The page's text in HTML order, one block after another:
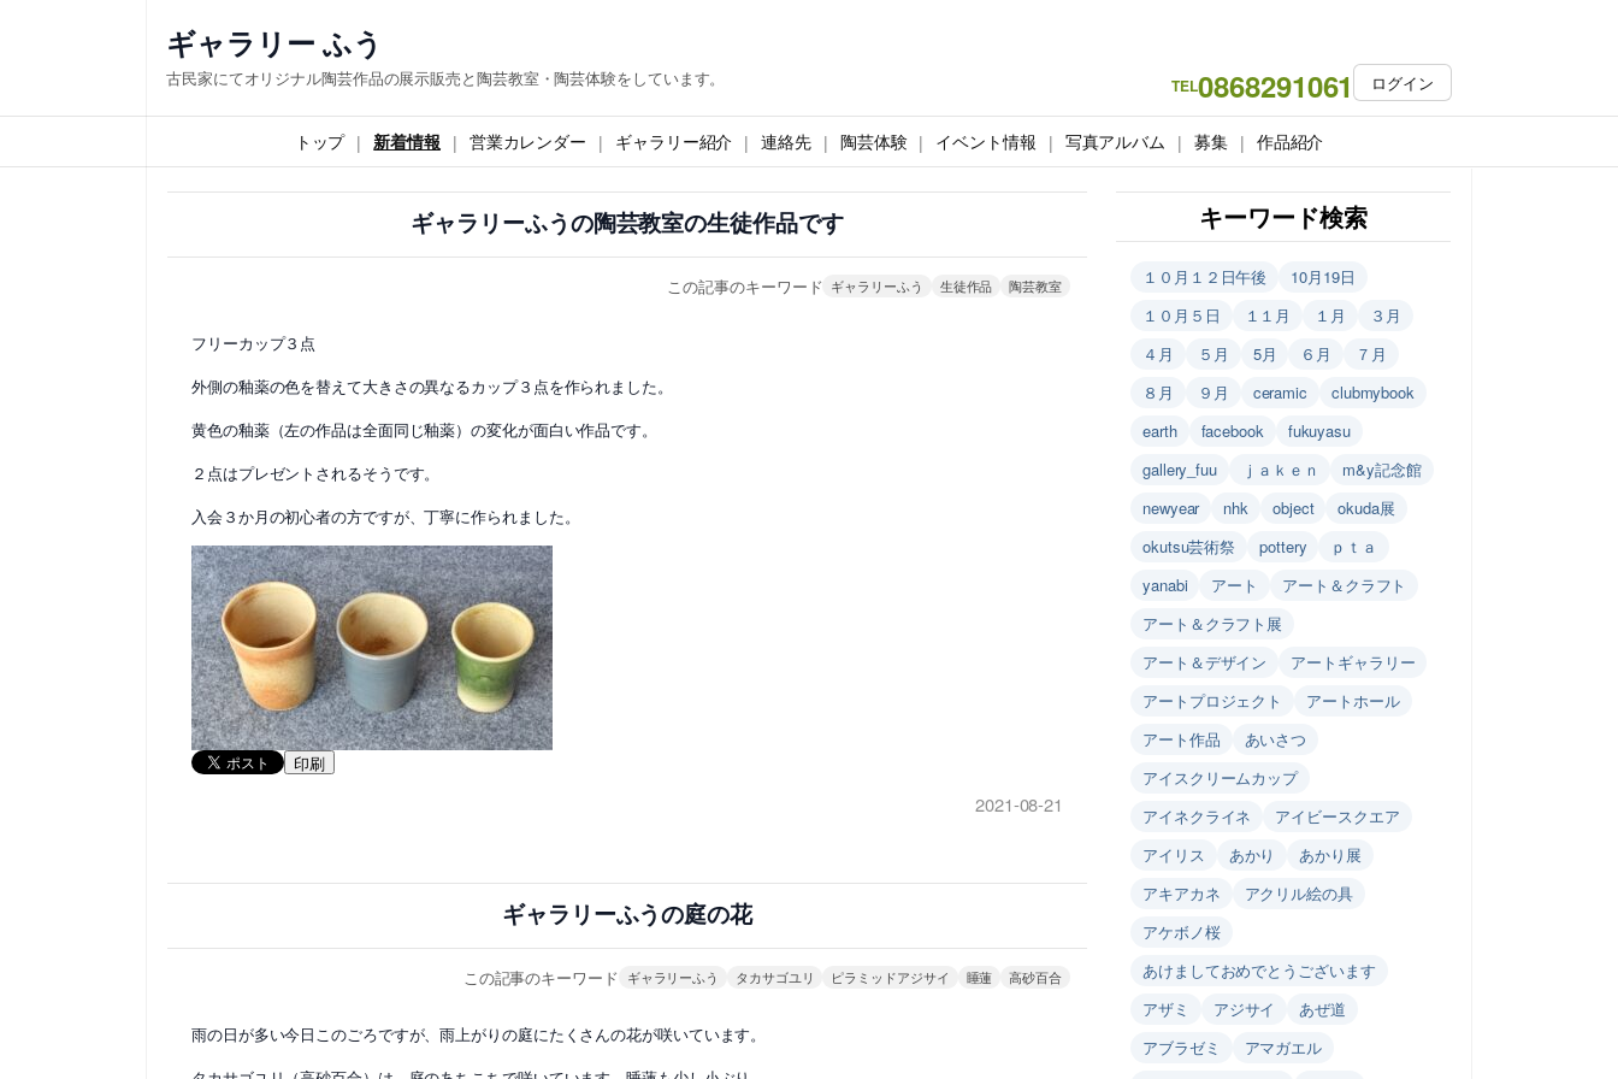
ス
キ
ギャラリー ふう
古民家にてオリジナル陶芸作品の展示販売と陶芸教室・陶芸体験をしています。 TEL0868291061 ログイン
トップ 新着情報 営業カレンダー ギャラリー紹介 連絡先 陶芸体験 イベント情報 写真アルバム 募集 作品紹介
ギャラリーふうの陶芸教室の生徒作品です
この記事のキーワード ギャラリーふう 生徒作品 陶芸教室
フリーカップ３点
外側の釉薬の色を替えて大きさの異なるカップ３点を作られました。
黄色の釉薬（左の作品は全面同じ釉薬）の変化が面白い作品です。
２点はプレゼントされるそうです。
入会３か月の初心者の方ですが、丁寧に作られました。
印刷
2021-08-21
ギャラリーふうの庭の花
この記事のキーワード ギャラリーふう タカサゴユリ ピラミッドアジサイ 睡蓮 高砂百合
雨の日が多い今日このごろですが、雨上がりの庭にたくさんの花が咲いています。
キーワード検索
１０月１２日午後
10月19日
１０月５日
１１月 １月
３月
４月
５月 5月 ６月
７月
８月
９月 ceramic
clubmybook
earth
facebook
fukuyasu
gallery_fuu
ｊａｋｅｎ
m&y記念館
newyear
nhk object
okuda展
okutsu芸術祭
pottery
ｐｔａ
yanabi
アート
アート＆クラフト
アート＆クラフト展
アート＆デザイン
アートギャラリー
アートプロジェクト
アートホール
アート作品
あいさつ
アイスクリームカップ
アイネクライネ
アイビースクエア
アイリス
あかり
あかり展
アキアカネ
アクリル絵の具
アケボノ桜
あけましておめでとうございます
アザミ
アジサイ
あぜ道
アブラゼミ
アマガエル